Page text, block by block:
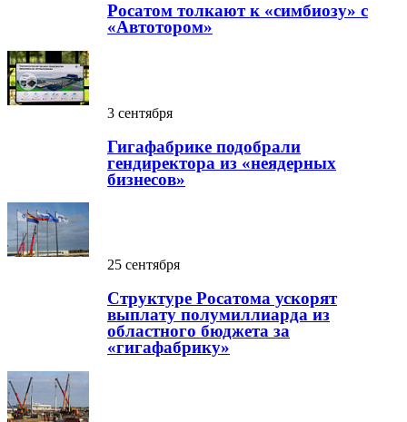
Росатом толкают к «симбиозу» с
«Автотором»
3 сентября
Гигафабрике подобрали
гендиректора из «неядерных
бизнесов»
25 сентября
Структуре Росатома ускорят
выплату полумиллиарда из
областного бюджета за
«гигафабрику»